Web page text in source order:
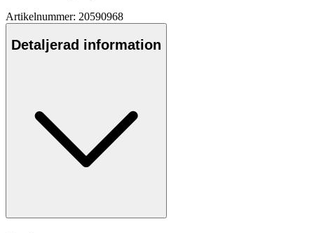
Artikelnummer: 20590968
Detaljerad information